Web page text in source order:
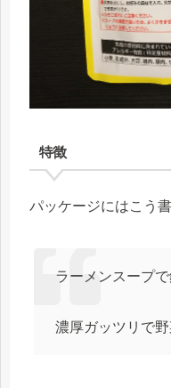
特徴
パッケージにはこう
ラーメンスープ
濃厚ガッツリで野